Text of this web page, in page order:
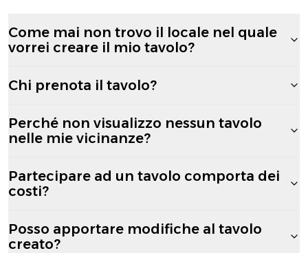
Come mai non trovo il locale nel quale
vorrei creare il mio tavolo?
Chi prenota il tavolo?
Perché non visualizzo nessun tavolo
nelle mie vicinanze?
Partecipare ad un tavolo comporta dei
costi?
Posso apportare modifiche al tavolo
creato?